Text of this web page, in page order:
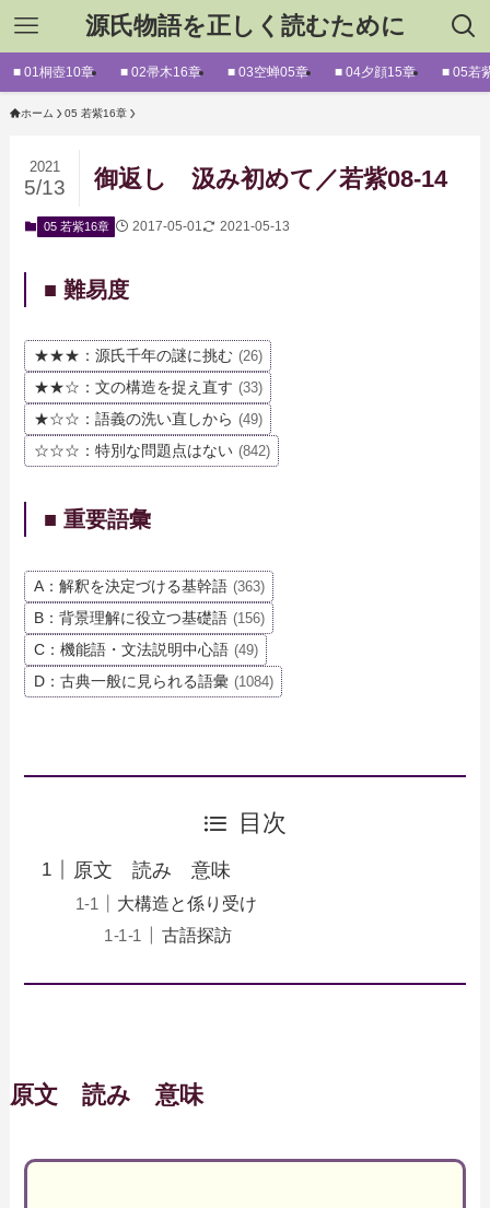
源氏物語を正しく読むために
■ 01桐壺10章 ■ 02帚木16章 ■ 03空蝉05章 ■ 04夕顔15章 ■ 05若
ホーム 05 若紫16章
御返し 汲み初めて／若紫08-14
2021
5/13
05 若紫16章 2017-05-01 2021-05-13
■ 難易度
★★★：源氏千年の謎に挑む (26)
★★☆：文の構造を捉え直す (33)
★☆☆：語義の洗い直しから (49)
☆☆☆：特別な問題点はない (842)
■ 重要語彙
A：解釈を決定づける基幹語 (363)
B：背景理解に役立つ基礎語 (156)
C：機能語・文法説明中心語 (49)
D：古典一般に見られる語彙 (1084)
目次
原文 読み 意味
大構造と係り受け
古語探訪
原文 読み 意味